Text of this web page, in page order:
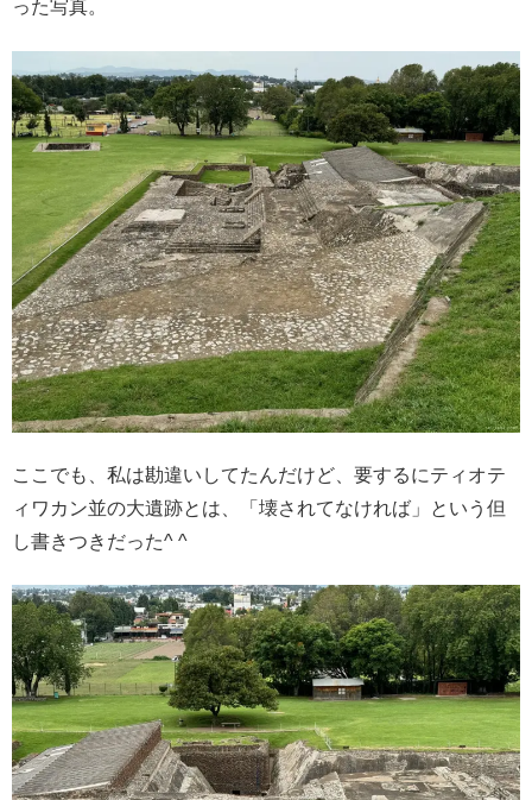
った写真。
ここでも、私は勘違いしてたんだけど、要するにティオテ
ィワカン並の大遺跡とは、「壊されてなければ」という但
し書きつきだった^ ^